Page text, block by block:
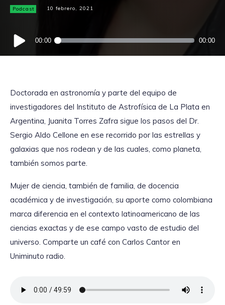
Podcast 10 febrero, 2021
Reproductor
de
audio
00:00 00:00
Doctorada en astronomía y parte del equipo de
investigadores del Instituto de Astrofísica de La Plata en
Argentina, Juanita Torres Zafra sigue los pasos del Dr.
Sergio Aldo Cellone en ese recorrido por las estrellas y
galaxias que nos rodean y de las cuales, como planeta,
también somos parte.
Mujer de ciencia, también de familia, de docencia
académica y de investigación, su aporte como colombiana
marca diferencia en el contexto latinoamericano de las
ciencias exactas y de ese campo vasto de estudio del
universo. Comparte un café con Carlos Cantor en
Uniminuto radio.